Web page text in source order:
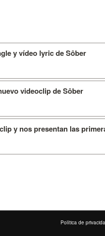
y vídeo lyric de Sôber
videoclip de Sôber
y nos presentan las
Política de